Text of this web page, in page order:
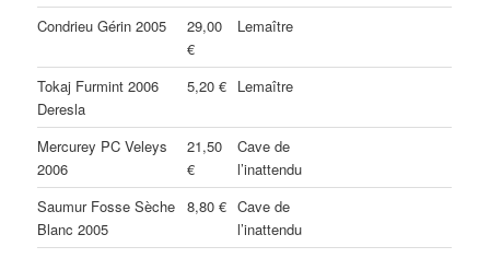
Condrieu Gérin 2005
29,00
€
Lemaître
Tokaj Furmint 2006
Deresla
5,20 € Lemaître
Mercurey PC Veleys
2006
21,50
€
Cave de
l’inattendu
Saumur Fosse Sèche
Blanc 2005
8,80 € Cave de
l’inattendu